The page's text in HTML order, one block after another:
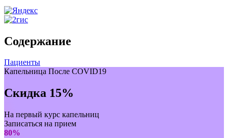
Содержание
Пациенты
Капельница После COVID19
Скидка 15%
На первый курс капельниц
Записаться на прием
80%